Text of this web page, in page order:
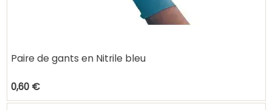
Paire de gants en Nitrile bleu
0,60 €